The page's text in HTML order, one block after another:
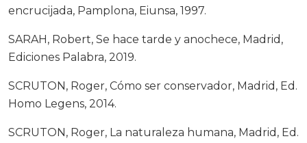
encrucijada, Pamplona, Eiunsa, 1997.
SARAH, Robert, Se hace tarde y anochece, Madrid,
Ediciones Palabra, 2019.
SCRUTON, Roger, Cómo ser conservador, Madrid, Ed.
Homo Legens, 2014.
SCRUTON, Roger, La naturaleza humana, Madrid, Ed.